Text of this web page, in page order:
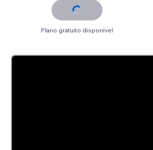
Plano gratuito disponível